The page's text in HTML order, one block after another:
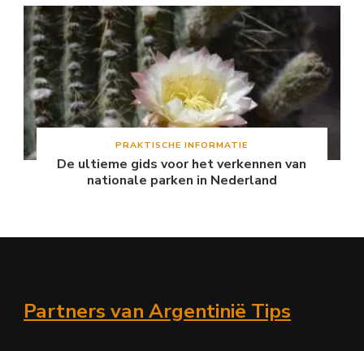
PRAKTISCHE INFORMATIE
De ultieme gids voor het verkennen van
nationale parken in Nederland
Partners van Argentinië Tips